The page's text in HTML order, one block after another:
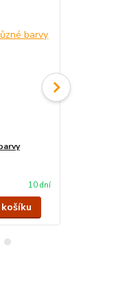
10 dní